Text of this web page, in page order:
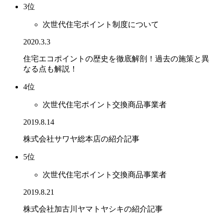
3位
次世代住宅ポイント制度について
2020.3.3
住宅エコポイントの歴史を徹底解剖！過去の施策と異
なる点も解説！
4位
次世代住宅ポイント交換商品事業者
2019.8.14
株式会社サワヤ総本店の紹介記事
5位
次世代住宅ポイント交換商品事業者
2019.8.21
株式会社加古川ヤマトヤシキの紹介記事